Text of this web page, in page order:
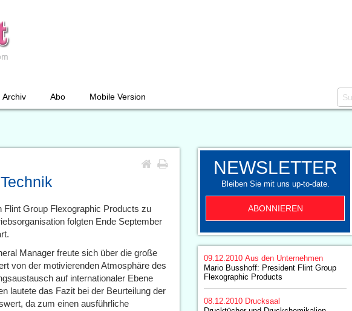
Archiv Abo Mobile Version
Flint Group Flexographic Products zu
folgten Ende September
Manager freute sich über die große
von der motivierenden Atmosphäre des
auf internationaler Ebene
lautete das Fazit bei der Beurteilung der
da zum einen ausführliche
NEWSLETTER
Bleiben Sie mit uns up-to-date.
ABONNIEREN
09.12.2010 Aus den Unternehmen
Mario Busshoff: President Flint Group
Flexographic Products
08.12.2010 Drucksaal